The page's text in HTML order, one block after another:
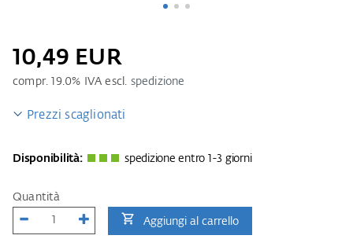
10,49 EUR
compr.19.0% IVA escl. spedizione
Prezzi scaglionati
Disponibilità: spedizione entro 1-3 giorni
Quantità
Aggiungi al carrello